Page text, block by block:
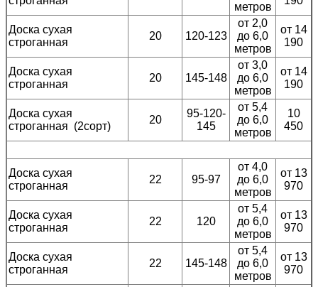
метров
Доска сухая
строганная
20 120-123
от 2,0
до 6,0
метров
от 14
190
Доска сухая
строганная
20 145-148
от 3,0
до 6,0
метров
от 14
190
Доска сухая
строганная (2сорт)
20
95-120-
145
от 5,4
до 6,0
метров
10
450
Доска сухая
строганная
22 95-97
от 4,0
до 6,0
метров
от 13
970
Доска сухая
строганная
22 120
от 5,4
до 6,0
метров
от 13
970
Доска сухая
строганная
22 145-148
от 5,4
до 6,0
метров
от 13
970